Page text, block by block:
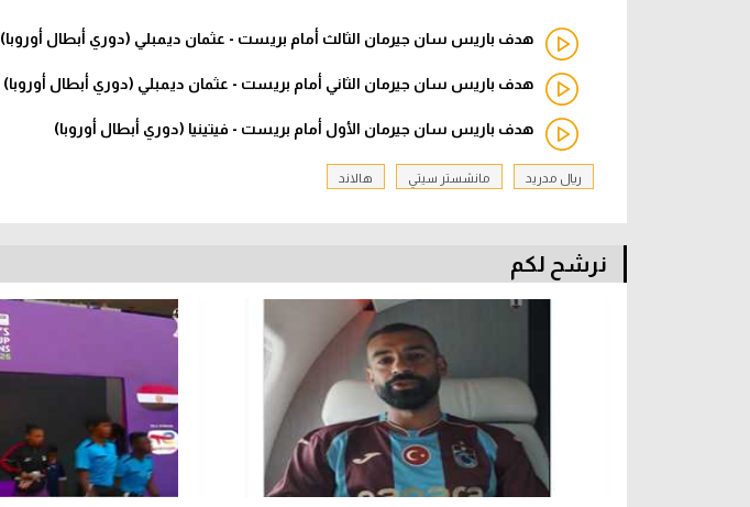
هدف باريس سان جيرمان الثالث أمام بريست - عثمان ديمبلي (دوري أبطال أوروبا)
هدف باريس سان جيرمان الثاني أمام بريست - عثمان ديمبلي (دوري أبطال أوروبا)
هدف باريس سان جيرمان الأول أمام بريست - فيتينيا (دوري أبطال أوروبا)
ريال مدريد مانشستر سيتي هالاند
نرشح لكم